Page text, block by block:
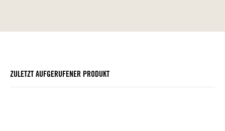
ZULETZT AUFGERUFENER PRODUKT